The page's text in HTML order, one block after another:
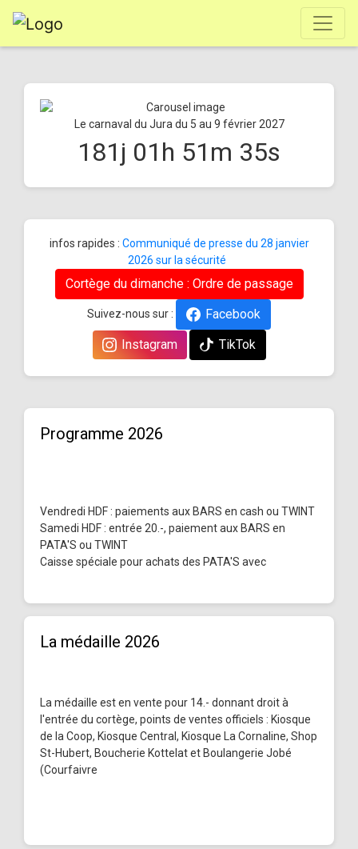
Le carnaval du Jura du 5 au 9 février 2027
181 j 01 h 51 m 35s
infos rapides : Communiqué de presse du 28 janvier
2026 sur la sécurité
Cortège du dimanche : Ordre de passage
Suivez-nous sur :
Facebook
Instagram
TikTok
Programme 2026
Vendredi HDF : paiements aux BARS en cash ou TWINT
Samedi HDF : entrée 20.-, paiement aux BARS en
PATA'S ou TWINT
Caisse spéciale pour achats des PATA'S avec
La médaille 2026
La médaille est en vente pour 14.- donnant droit à
l'entrée du cortège, points de ventes officiels : Kiosque
de la Coop, Kiosque Central, Kiosque La Cornaline, Shop
St-Hubert, Boucherie Kottelat et Boulangerie Jobé
(Courfaivre